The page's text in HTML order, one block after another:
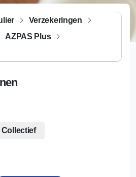
Verzekeringen
AZPAS Plus
Collectief